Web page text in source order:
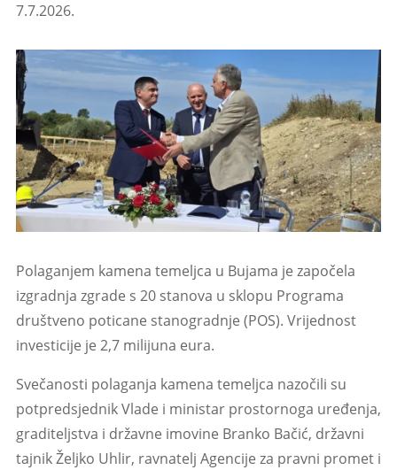
7.7.2026.
Polaganjem kamena temeljca u Bujama je započela
izgradnja zgrade s 20 stanova u sklopu Programa
društveno poticane stanogradnje (POS). Vrijednost
investicije je 2,7 milijuna eura.
Svečanosti polaganja kamena temeljca nazočili su
potpredsjednik Vlade i ministar prostornoga uređenja,
graditeljstva i državne imovine Branko Bačić, državni
tajnik Željko Uhlir, ravnatelj Agencije za pravni promet i